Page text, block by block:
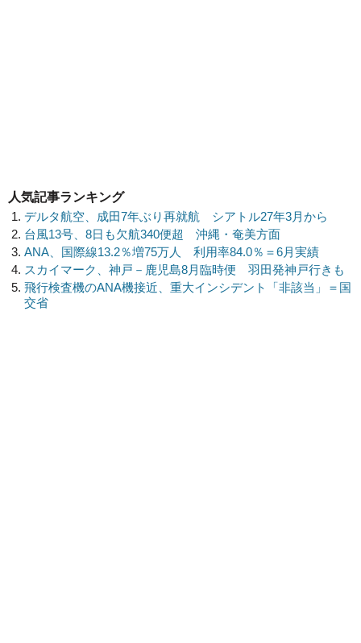
人気記事ランキング
デルタ航空、成田7年ぶり再就航 シアトル27年3月から
台風13号、8日も欠航340便超 沖縄・奄美方面
ANA、国際線13.2％増75万人 利用率84.0％＝6月実績
スカイマーク、神戸－鹿児島8月臨時便 羽田発神戸行きも
飛行検査機のANA機接近、重大インシデント「非該当」＝国
交省